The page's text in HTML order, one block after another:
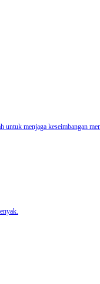
untuk menjaga keseimbangan